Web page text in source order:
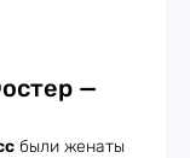
—
были женаты